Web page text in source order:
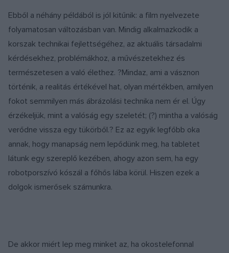
Ebből a néhány példából is jól kitűnik: a film nyelvezete
folyamatosan változásban van. Mindig alkalmazkodik a
korszak technikai fejlettségéhez, az aktuális társadalmi
kérdésekhez, problémákhoz, a művészetekhez és
természetesen a való élethez. ?Mindaz, ami a vásznon
történik, a realitás értékével hat, olyan mértékben, amilyen
fokot semmilyen más ábrázolási technika nem ér el. Úgy
érzékeljük, mint a valóság egy szeletét; (?) mintha a valóság
verődne vissza egy tükörből.? Ez az egyik legfőbb oka
annak, hogy manapság nem lepődünk meg, ha tabletet
látunk egy szereplő kezében, ahogy azon sem, ha egy
robotporszívó kószál a főhős lába körül. Hiszen ezek a
dolgok ismerősek számunkra.
De akkor miért lep meg minket az, ha okostelefonnal